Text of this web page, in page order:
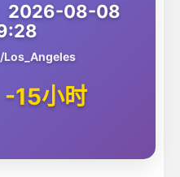
2026-08-08
Los_Angeles
-15小时